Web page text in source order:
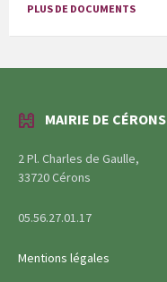
PLUS DE DOCUMENTS
MAIRIE DE CÉRONS
2 Pl. Charles de Gaulle,
33720 Cérons
05.56.27.01.17
Mentions légales